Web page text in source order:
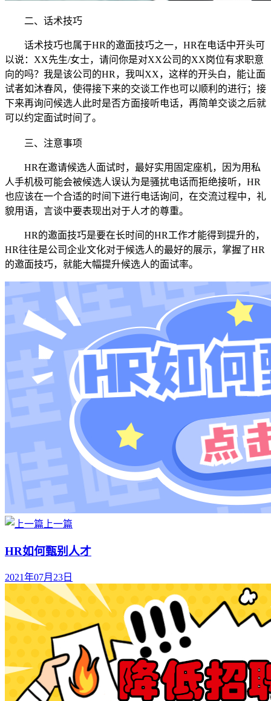
二、 话术技巧
话术技巧也属于HR的邀面技巧之一，HR在电话中开头可
以说：XX先生/女士，请问你是对XX公司的XX岗位有求职意
向的吗？我是该公司的HR，我叫XX，这样的开头白，能让面
试者如沐春风，使得接下来的交谈工作也可以顺利的进行；接
下来再询问候选人此时是否方面接听电话，再简单交谈之后就
可以约定面试时间了。
三、 注意事项
HR在邀请候选人面试时，最好实用固定座机，因为用私
人手机极可能会被候选人误认为是骚扰电话而拒绝接听，HR
也应该在一个合适的时间下进行电话询问，在交流过程中，礼
貌用语，言谈中要表现出对于人才的尊重。
HR的邀面技巧是要在长时间的HR工作才能得到提升的，
HR往往是公司企业文化对于候选人的最好的展示，掌握了HR
的邀面技巧，就能大幅提升候选人的面试率。
上一篇
HR如何甄别人才
2021年07月23日